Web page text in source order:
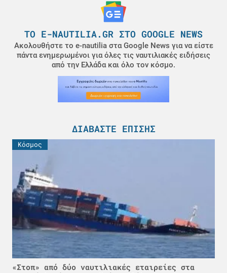
ΤΟ E-NAUTILIA.GR ΣΤΟ GOOGLE NEWS
Ακολουθήστε το e-nautilia στα Google News για να είστε
πάντα ενημερωμένοι για όλες τις ναυτιλιακές ειδήσεις
από την Ελλάδα και όλο τον κόσμο.
ΔΙΑΒΆΣΤΕ ΕΠΊΣΗΣ
Κόσμος
«Στοπ» από δύο ναυτιλιακές εταιρείες στα